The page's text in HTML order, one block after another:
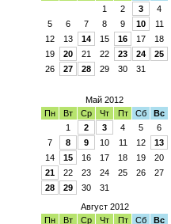
1
2 3
4
5
6 7 8 9 10
11
12
13 14 15 16 17
18
19
20 21 22 23 24
25
26
27 28 29 30 31
Май 2012
Пн
Вт Ср Чт Пт Сб
Вс
1
2 3 4 5
6
7
8 9 10 11 12
13
14
15 16 17 18 19
20
21
22 23 24 25 26
27
28
29 30
31
Август 2012
Пн
Вт Ср Чт Пт Сб
Вс